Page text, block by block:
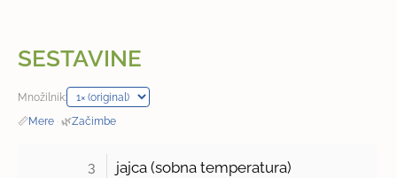
SESTAVINE
Množilnik:
📏Mere · 🌿Začimbe
3 jajca (sobna temperatura)